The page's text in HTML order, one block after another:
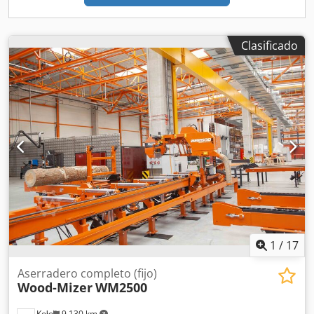
mm Ancho: 50 mm 75 mm (Estándar) 100 mm 120 mm
Sin correas Material: Hierro fundido convexo Equipamiento
del lecho Estructura del lecho Sistema de guía del cabezal
a ambos lados Características del lecho Dkedszqz T Rjpfx
Aaher Transportador de banda para tablas Rodillo
amortiguador Opciones adicionales Transportador que
sigue a la sierra Kit de manipulación de troncos Hidráulica
industrial 1 o más prensas para troncos en dos barras 1 o
más giradores de cadena bidireccionales 2 o más rodillos
niveladores accionados 2 o más topes Unidad hidráulica
de 7,5 kW o 11 kW
Clasificado
1 / 17
Aserradero completo (fijo)
Wood-MizerWM2500